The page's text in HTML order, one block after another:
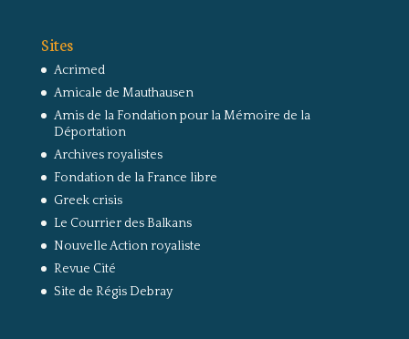
Sites
Acrimed
Amicale de Mauthausen
Amis de la Fondation pour la Mémoire de la
Déportation
Archives royalistes
Fondation de la France libre
Greek crisis
Le Courrier des Balkans
Nouvelle Action royaliste
Revue Cité
Site de Régis Debray